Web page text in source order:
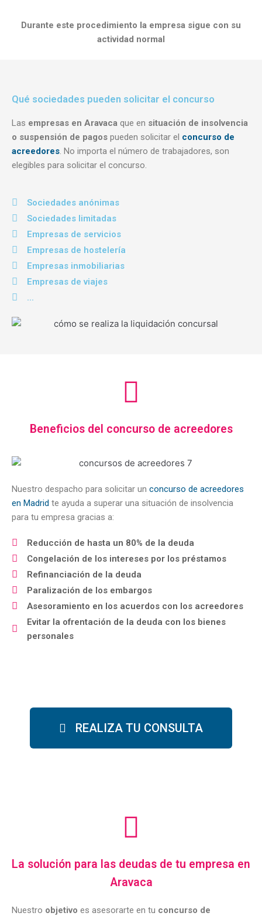
Durante este procedimiento la empresa sigue con su
actividad normal
Qué sociedades pueden solicitar el concurso
Las empresas en Aravaca que en situación de insolvencia
o suspensión de pagos pueden solicitar el concurso de
acreedores. No importa el número de trabajadores, son
elegibles para solicitar el concurso.
Sociedades anónimas
Sociedades limitadas
Empresas de servicios
Empresas de hostelería
Empresas inmobiliarias
Empresas de viajes
...
Beneficios del concurso de acreedores
Nuestro despacho para solicitar un concurso de acreedores
en Madrid te ayuda a superar una situación de insolvencia
para tu empresa gracias a:
Reducción de hasta un 80% de la deuda
Congelación de los intereses por los préstamos
Refinanciación de la deuda
Paralización de los embargos
Asesoramiento en los acuerdos con los acreedores
Evitar la ofrentación de la deuda con los bienes
personales
REALIZA TU CONSULTA
La solución para las deudas de tu empresa en
Aravaca
Nuestro objetivo es asesorarte en tu concurso de